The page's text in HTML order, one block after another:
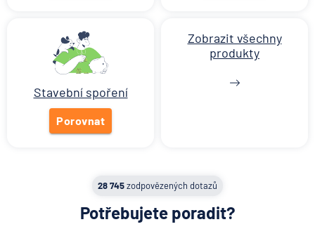
Stavební spoření
Porovnat
Zobrazit všechny
produkty
28 745zodpovězených dotazů
Potřebujete poradit?